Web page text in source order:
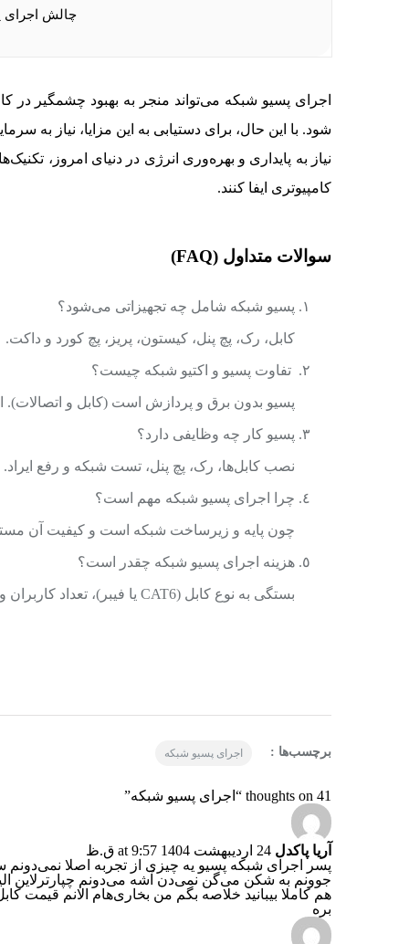
چالش اجرای
اجرای پسیو شبکه می‌تواند منجر به بهبود چشمگیر در
شود. با این حال، برای دستیابی به این مزایا، نیاز به
نیاز به پایداری و بهره‌وری انرژی در دنیای امروز،
کامپیوتری ایفا کنند.
سوالات متداول (FAQ)
پسیو شبکه شامل چه تجهیزاتی می‌شود؟
کابل، رک، پچ پنل، کیستون، پریز، پچ کورد و داکت.
تفاوت پسیو و اکتیو شبکه چیست؟
پسیو بدون برق و پردازش است (کابل و اتصالات).
پسیو کار چه وظایفی دارد؟
نصب کابل‌ها، رک، پچ پنل، تست شبکه و رفع ایراد.
چرا اجرای پسیو شبکه مهم است؟
چون پایه و زیرساخت شبکه است و کیفیت آن
هزینه اجرای پسیو شبکه چقدر است؟
بستگی به نوع کابل (CAT6 یا فیبر)، تعداد کاربران و تجهیزات مورد استفاده دارد.
برچسب‌ها : اجرای پسیو شبکه
41 thoughts on “اجرای پسیو شبکه”
آریا پاکدل 24 اردیبهشت 1404 at 9:57 ق.ظ
پسر اجرای شبکه پسیو یه چیزی از تجربه اصلا نمی‌دونم
جوونم به شکن می‌گن نمی‌دن آشه می‌دونم چپارترلاین
بره